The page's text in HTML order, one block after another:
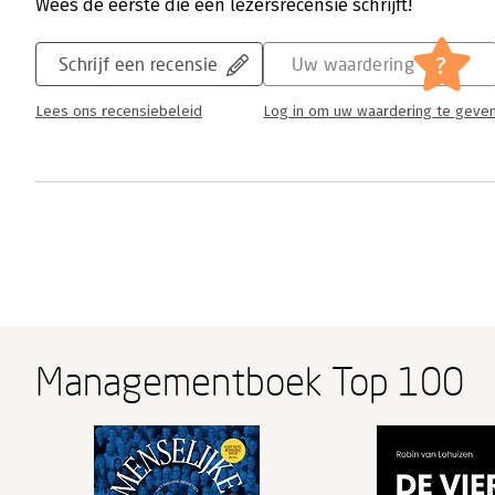
Wees de eerste die een lezersrecensie schrijft!
Schrijf een recensie
Lees ons recensiebeleid
Uw waardering ?
Log in om uw waardering te
Managementboek Top 100